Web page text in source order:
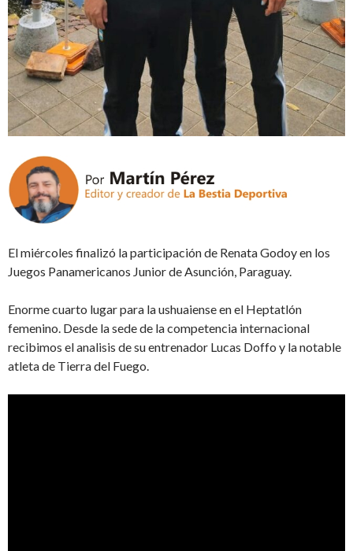
El miércoles finalizó la participación de Renata Godoy en los
Juegos Panamericanos Junior de Asunción, Paraguay.
Enorme cuarto lugar para la ushuaiense en el Heptatlón
femenino. Desde la sede de la competencia internacional
recibimos el analisis de su entrenador Lucas Doffo y la notable
atleta de Tierra del Fuego.